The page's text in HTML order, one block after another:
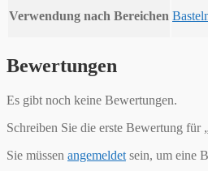
Verwendung nach Bereichen
Bewertungen
Es gibt noch keine Bewertungen.
Schreiben Sie die erste Bewertung
Sie müssen angemeldet sein, um eine